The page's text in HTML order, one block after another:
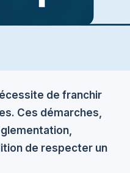
de franchir
Ces démarches,
de respecter un